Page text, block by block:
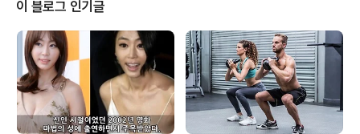
편이다. '자동차'의 특성상 높은 가격대의 상품이므로, 스타
를 좋아하는 소비자들의 구매로 직접 연결되지는 않을 것
이다. 하지만, 스타를 좋아하는 소비자는 스타가 타는 자동
차에 대한 높은 관심도를 보이며, 스타와 자동차 브랜드를
동격으로 생각해 브랜드 인지도 향상 및..
이 블로그 인기글